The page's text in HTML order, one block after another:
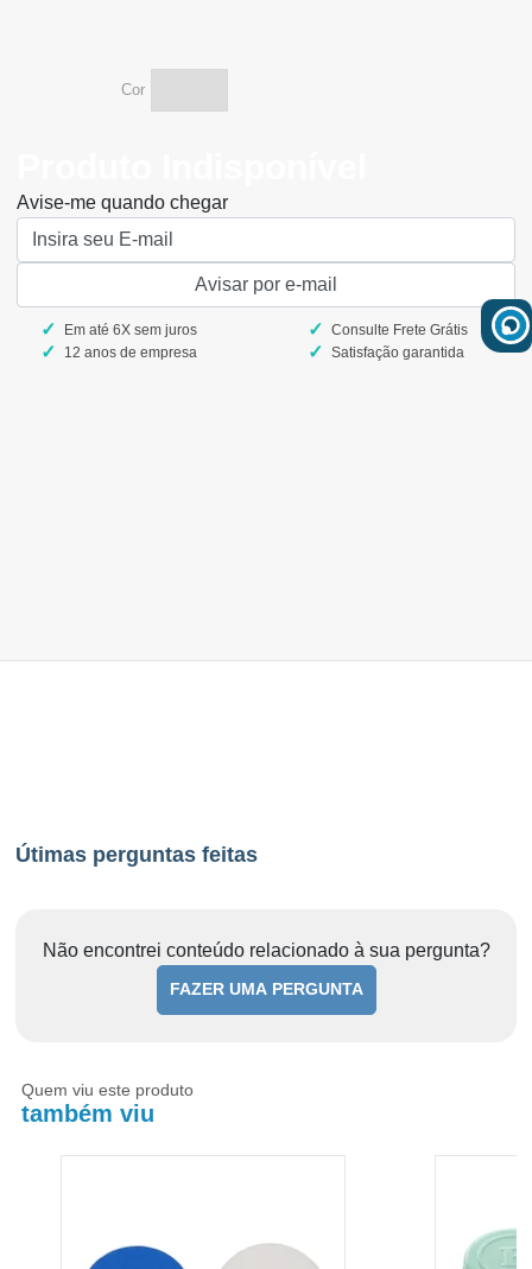
cor
Avise-me quando chegar
Em até 6X sem juros
12 anos de empresa
Consulte Frete Grátis
Satisfação garantida
Útimas perguntas feitas
Não encontrei conteúdo relacionado à sua pergunta?
FAZER UMA PERGUNTA
Quem viu este produto
também viu